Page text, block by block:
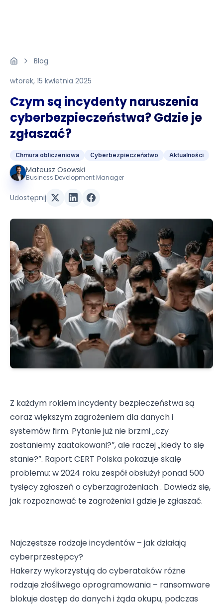
Blog
wtorek, 15 kwietnia 2025
Czym są incydenty naruszenia
cyberbezpieczeństwa? Gdzie je
zgłaszać?
Chmura obliczeniowa Cyberbezpieczeństwo Aktualności
Mateusz Osowski
Business Development Manager
Udostępnij
Z każdym rokiem incydenty bezpieczeństwa są
coraz większym zagrożeniem dla danych i
systemów firm. Pytanie już nie brzmi „czy
zostaniemy zaatakowani?”, ale raczej „kiedy to się
stanie?”. Raport CERT Polska pokazuje skalę
problemu: w 2024 roku zespół obsłużył ponad 500
tysięcy zgłoszeń o cyberzagrożeniach . Dowiedz się,
jak rozpoznawać te zagrożenia i gdzie je zgłaszać.
Najczęstsze rodzaje incydentów – jak działają
cyberprzestępcy?
Hakerzy wykorzystują do cyberataków różne
rodzaje złośliwego oprogramowania – ransomware
blokuje dostęp do danych i żąda okupu, podczas